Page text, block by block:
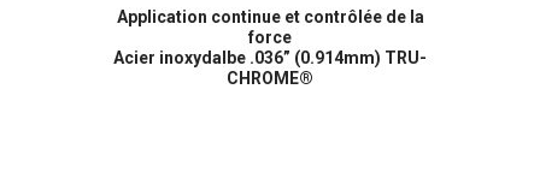
Application continue et contrôlée de la
force
Acier inoxydalbe .036” (0.914mm) TRU-
CHROME®